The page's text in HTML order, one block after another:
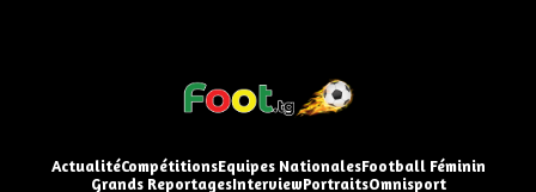
ActualitéCompétitionsEquipes NationalesFootball Féminin
Grands ReportagesInterviewPortraitsOmnisport